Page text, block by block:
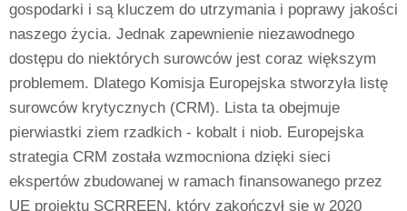
gospodarki i są kluczem do utrzymania i poprawy jakości
naszego życia. Jednak zapewnienie niezawodnego
dostępu do niektórych surowców jest coraz większym
problemem. Dlatego Komisja Europejska stworzyła listę
surowców krytycznych (CRM). Lista ta obejmuje
pierwiastki ziem rzadkich - kobalt i niob. Europejska
strategia CRM została wzmocniona dzięki sieci
ekspertów zbudowanej w ramach finansowanego przez
UE projektu SCRREEN, który zakończył się w 2020